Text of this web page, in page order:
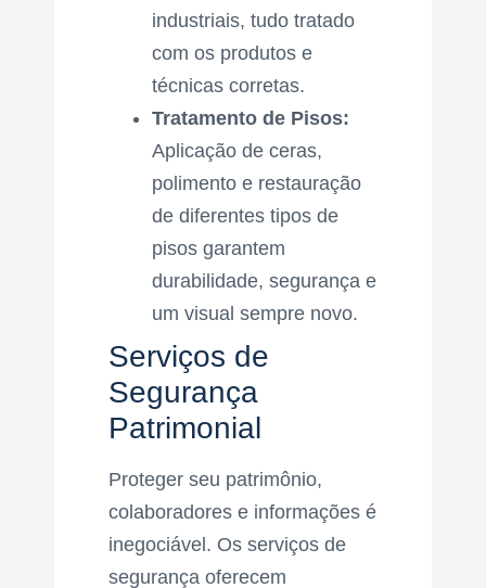
industriais, tudo tratado
com os produtos e
técnicas corretas.
Tratamento de Pisos:
Aplicação de ceras,
polimento e restauração
de diferentes tipos de
pisos garantem
durabilidade, segurança e
um visual sempre novo.
Serviços de
Segurança
Patrimonial
Proteger seu patrimônio,
colaboradores e informações é
inegociável. Os serviços de
segurança oferecem